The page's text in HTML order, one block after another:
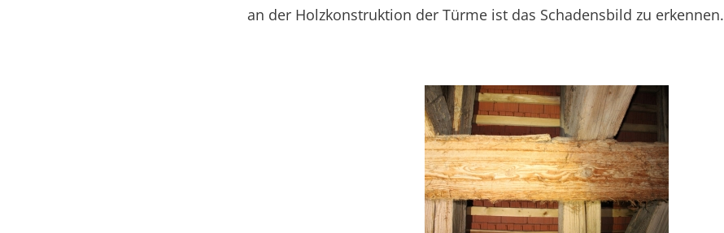
an der Holzkonstruktion der Türme ist das Schadensbild zu erkennen.